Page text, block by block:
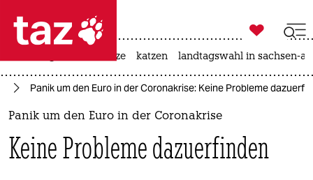
 taz zahl ich
taz zahl ich
politik

taz zahl ich
hitze katzen landtagswahl in sachsen-
Panik um den Euro in der Coronakrise: Keine Probleme
Panik um den Euro in der Coronakrise
Keine Probleme dazuerfinden